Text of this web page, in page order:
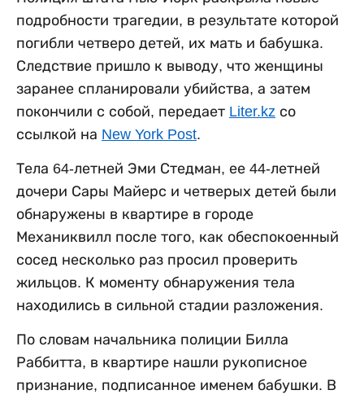
подробности трагедии, в результате которой
погибли четверо детей, их мать и бабушка.
Следствие пришло к выводу, что женщины
заранее спланировали убийства, а затем
покончили с собой, передает Liter.kz со
ссылкой на New York Post.
Тела 64-летней Эми Стедман, ее 44-летней
дочери Сары Майерс и четверых детей были
обнаружены в квартире в городе
Механиквилл после того, как обеспокоенный
сосед несколько раз просил проверить
жильцов. К моменту обнаружения тела
находились в сильной стадии разложения.
По словам начальника полиции Билла
Раббитта, в квартире нашли рукописное
признание, подписанное именем бабушки. В